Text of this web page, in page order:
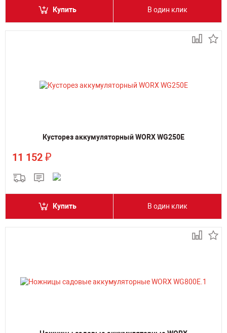
Купить В один клик
Кусторез аккумуляторный WORX WG250E
11 152 ₽
Купить В один клик